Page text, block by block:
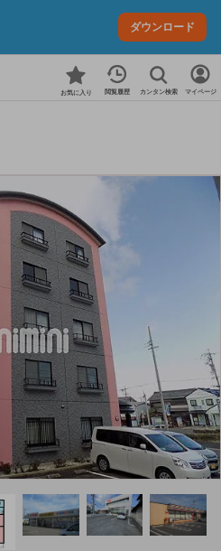
ダウンロード
お気に入り 閲覧履歴 カンタン検索 マイページ